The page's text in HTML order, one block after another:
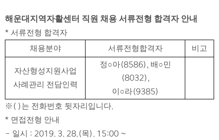
해운대지역자활센터 직원 채용 서류전형 합격자 안내
* 서류전형 합격자
채용분야
서류전형합격자 비고
자산형성지원사업
사례관리 전담인력
정○아(8586), 배 ○민
(8032),
이 ○라(9385)
※ ( ) 는 전화번호 뒷자리입니다.
* 면접전형 안내
- 일시 : 2019. 3. 28.(목). 15:00 ~